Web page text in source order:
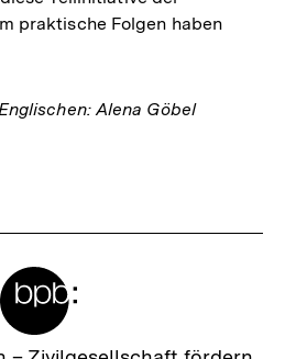
praktische Folgen haben
Alena Göbel